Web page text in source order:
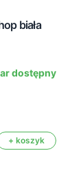
biała
dostępny
+ koszyk